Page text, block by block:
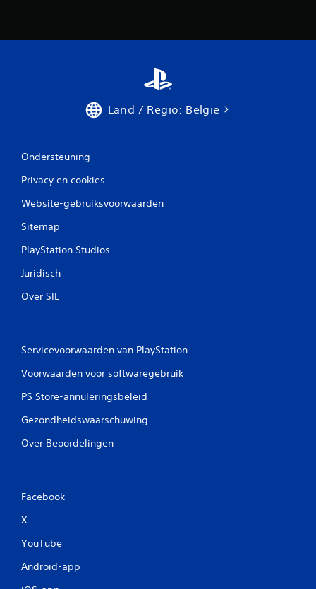
Land / Regio: België
Ondersteuning
Privacy en cookies
Website-gebruiksvoorwaarden
Sitemap
PlayStation Studios
Juridisch
Over SIE
Servicevoorwaarden van PlayStation
Voorwaarden voor softwaregebruik
PS Store-annuleringsbeleid
Gezondheidswaarschuwing
Over Beoordelingen
Facebook
X
YouTube
Android-app